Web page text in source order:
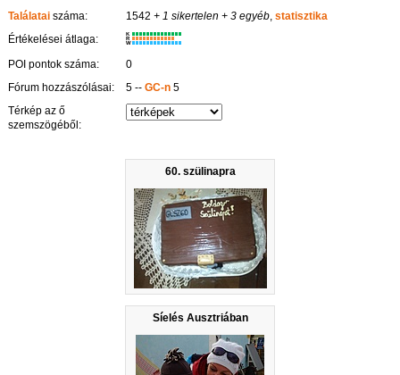
60. szülinapra
Síelés Ausztriában
Találatai száma: 1542 + 1 sikertelen + 3 egyéb,statisztika
Értékelései átlaga:
K
R
W
POI pontok száma:
0
Fórum hozzászólásai:
5 --GC-n 5
Térkép az ő
szemszögéből: